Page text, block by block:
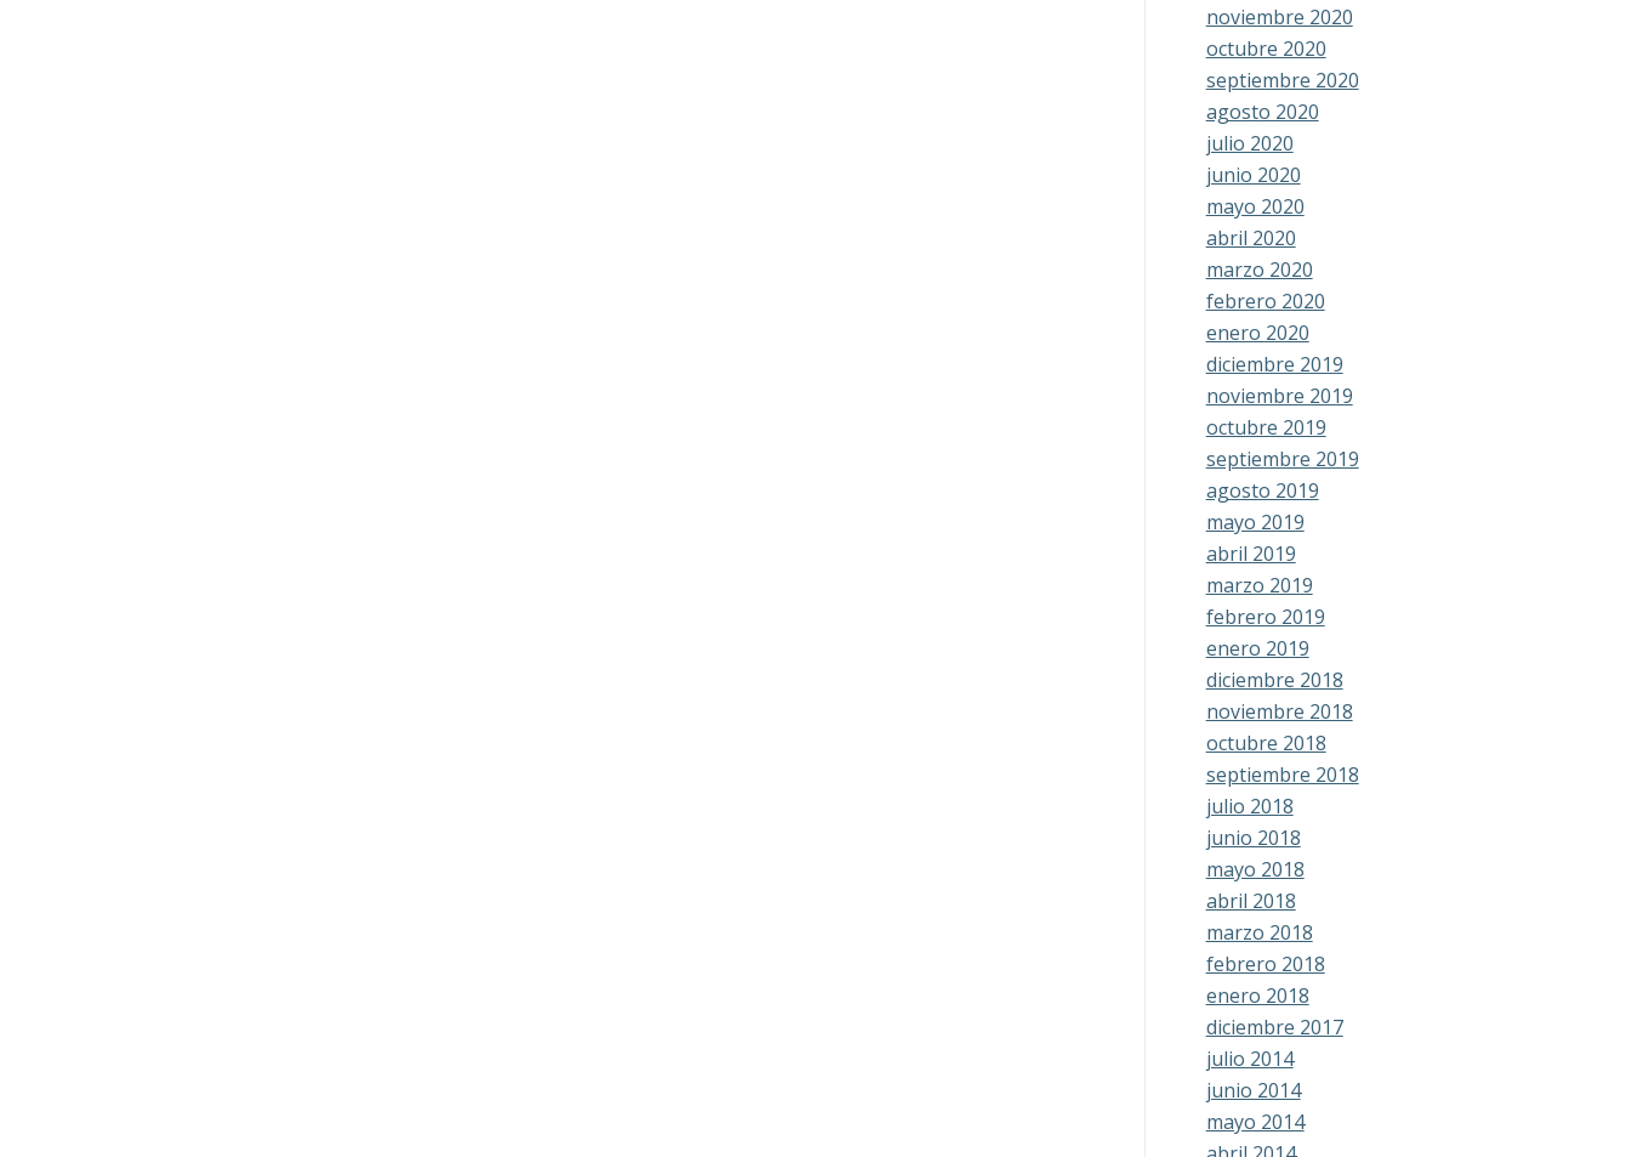
noviembre 2020
octubre 2020
septiembre 2020
agosto 2020
julio 2020
junio 2020
mayo 2020
abril 2020
marzo 2020
febrero 2020
enero 2020
diciembre 2019
noviembre 2019
octubre 2019
septiembre 2019
agosto 2019
mayo 2019
abril 2019
marzo 2019
febrero 2019
enero 2019
diciembre 2018
noviembre 2018
octubre 2018
septiembre 2018
julio 2018
junio 2018
mayo 2018
abril 2018
marzo 2018
febrero 2018
enero 2018
diciembre 2017
julio 2014
junio 2014
mayo 2014